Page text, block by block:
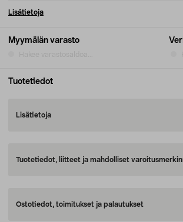
Myymälän varasto
Lisätietoja
Tuotetiedot
Lisätietoja
Tuotetiedot, liitteet ja mahdolliset
Ostotiedot, toimitukset ja palautukset